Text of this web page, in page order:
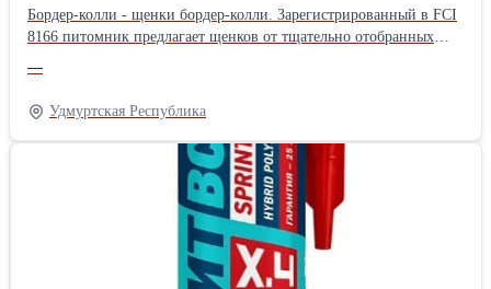
Бордер-колли - щенки бордер-колли. Зарегистрированный в FCI
8166 питомник предлагает щенков от тщательно отобранных
инфекционных заболевания, а также другие необходимые
проверки здоровья. Наши собаки происходят из лучших
питомников мира: Clan-Abby, Bayshore, Nahrof, Maghera... они
отличаются высоким интеллектом, уравновешенным
темпераментом, исключительной красотой, привязанностью,
дружелюбным отношением к детям, взрослым и другим
животным. Они не лают. Подходят для содержания в качестве
домашнего питомца, для выставок, спорта или разведения.
Наши щенки предназначены только для тех, кто хочет для себя
самого лучшего. Возможна доставка по всей Европе.
—
Удмуртская Республика